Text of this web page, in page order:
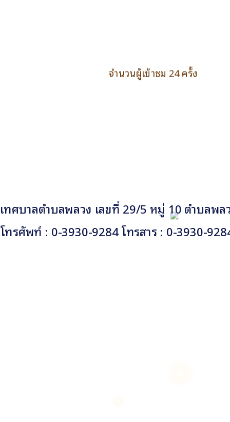
จำนวนผู้เข้าชม 24 ครั้ง
เทศบาลตำบลพลวง เลขที่ 29/5 หมู่ 10 ตำบลพ
โทรศัพท์ : 0-3930-9284 โทรสาร : 0-3930-